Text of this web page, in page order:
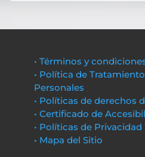
• Términos y
• Política de
Personales
• Políticas de derechos
• Certificado de
• Políticas de Privacidad
• Mapa del Sitio